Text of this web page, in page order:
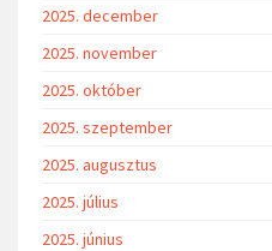
2025. december
2025. november
2025. október
2025. szeptember
2025. augusztus
2025. július
2025. június